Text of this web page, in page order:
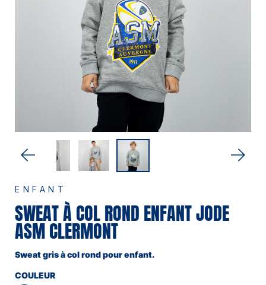
ENFANT
SWEAT À COL ROND ENFANT JODE
ASM CLERMONT
Sweat gris à col rond pour enfant.
COULEUR